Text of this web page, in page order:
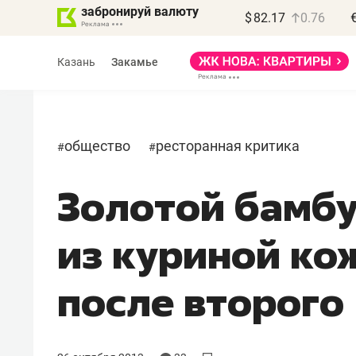
забронируй валюту $ 82.17 0.76
Казань Закамье
#общество #ресторанная критика
Золотой
из куриной
после второго
Василь Мазитов
МАРТ
«Не зная местных
потерять минимум